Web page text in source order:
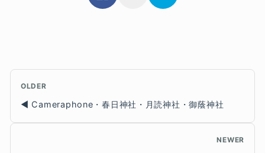
OLDER
Cameraphone・春日神社・月読神社・御蔭神社
NEWER